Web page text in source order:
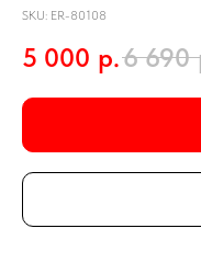
ЭВРИКА
SKU: ER-80108
5 000 р.6 690